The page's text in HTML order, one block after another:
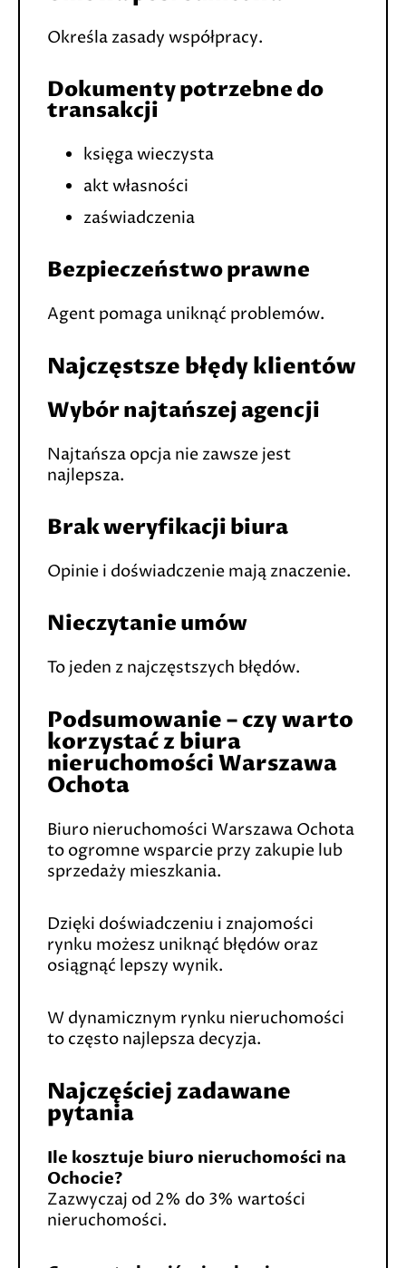
Określa zasady współpracy.
Dokumenty potrzebne do
transakcji
księga wieczysta
akt własności
zaświadczenia
Bezpieczeństwo prawne
Agent pomaga uniknąć problemów.
Najczęstsze błędy klientów
Wybór najtańszej agencji
Najtańsza opcja nie zawsze jest
najlepsza.
Brak weryfikacji biura
Opinie i doświadczenie mają znaczenie.
Nieczytanie umów
To jeden z najczęstszych błędów.
Podsumowanie – czy warto
korzystać z biura
nieruchomości Warszawa
Ochota
Biuro nieruchomości Warszawa Ochota
to ogromne wsparcie przy zakupie lub
sprzedaży mieszkania.
Dzięki doświadczeniu i znajomości
rynku możesz uniknąć błędów oraz
osiągnąć lepszy wynik.
W dynamicznym rynku nieruchomości
to często najlepsza decyzja.
Najczęściej zadawane
pytania
Ile kosztuje biuro nieruchomości na
Ochocie?
Zazwyczaj od 2% do 3% wartości
nieruchomości.